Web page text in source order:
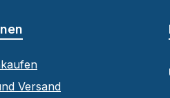
Versand